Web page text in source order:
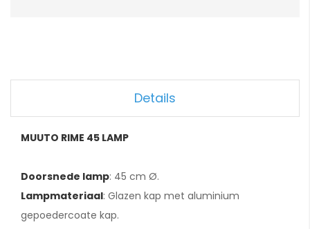
Details
MUUTO RIME 45 LAMP
Doorsnede lamp: 45 cm Ø.
Lampmateriaal: Glazen kap met aluminium
gepoedercoate kap.